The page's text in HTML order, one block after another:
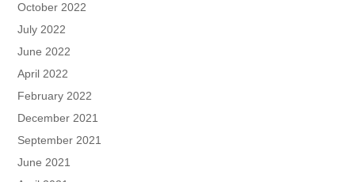
October 2022
July 2022
June 2022
April 2022
February 2022
December 2021
September 2021
June 2021